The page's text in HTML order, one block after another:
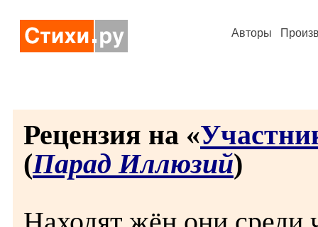
Авторы
Рецензия на «
(Парад Иллюзий)